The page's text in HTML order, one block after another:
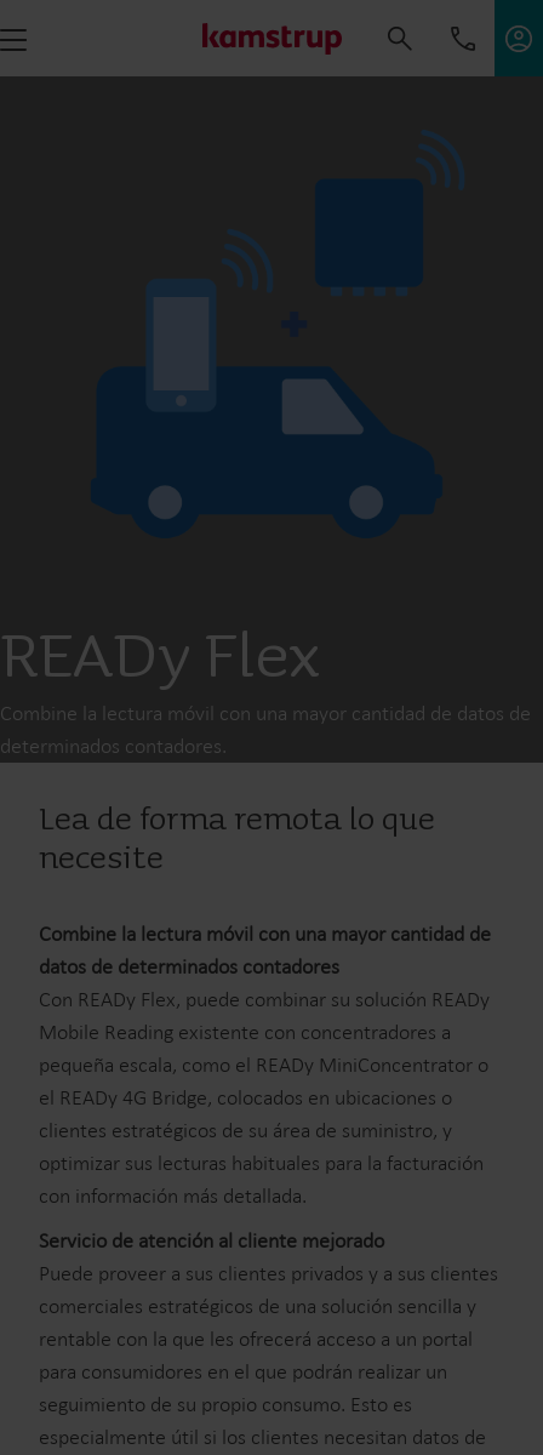
READy Flex
Combine la lectura móvil con una mayor cantidad de datos de
determinados contadores.
Lea de forma remota lo que
necesite
Combine la lectura móvil con una mayor cantidad de
datos de determinados contadores
Con READy Flex, puede combinar su solución READy
Mobile Reading existente con concentradores a
pequeña escala, como el READy MiniConcentrator o
el READy 4G Bridge, colocados en ubicaciones o
clientes estratégicos de su área de suministro, y
optimizar sus lecturas habituales para la facturación
con información más detallada.
Servicio de atención al cliente mejorado
Puede proveer a sus clientes privados y a sus clientes
comerciales estratégicos de una solución sencilla y
rentable con la que les ofrecerá acceso a un portal
para consumidores en el que podrán realizar un
seguimiento de su propio consumo. Esto es
especialmente útil si los clientes necesitan datos de